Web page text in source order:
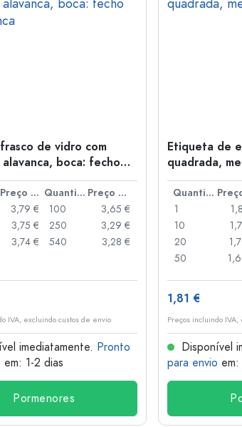
de vidro com
boca: fecho
Preço por peça Quantidade
Preço por peça
3,79 €
3,75 €
3,74 €
100
3,65 €
250
3,29 €
540
3,28 €
IVA, excluindo custos de envio
imediatamente. Pronto
em: 1-2 dias
Pormenores
Etiqueta de
quadrada,
Quantidade
1
10
20
50
1,81 €
Preços incluindo
Disponível
para envio